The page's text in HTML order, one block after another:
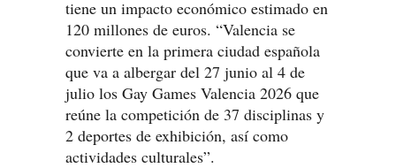
tiene un impacto económico estimado en
120 millones de euros. “Valencia se
convierte en la primera ciudad española
que va a albergar del 27 junio al 4 de
julio los Gay Games Valencia 2026 que
reúne la competición de 37 disciplinas y
2 deportes de exhibición, así como
actividades culturales”.